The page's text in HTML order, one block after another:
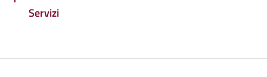
Servizi